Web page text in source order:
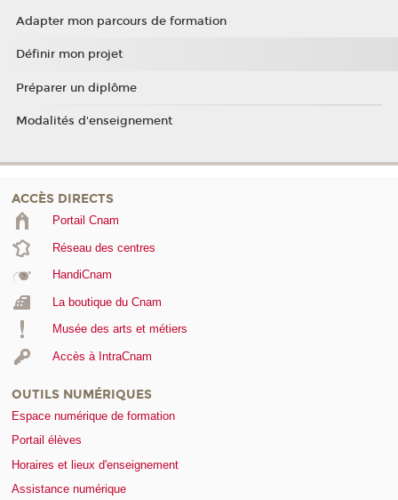
Adapter mon parcours de formation
Définir mon projet
Préparer un diplôme
Modalités d'enseignement
ACCÈS DIRECTS
Portail Cnam
Réseau des centres
HandiCnam
La boutique du Cnam
Musée des arts et métiers
Accès à IntraCnam
OUTILS NUMÉRIQUES
Espace numérique de formation
Portail élèves
Horaires et lieux d'enseignement
Assistance numérique